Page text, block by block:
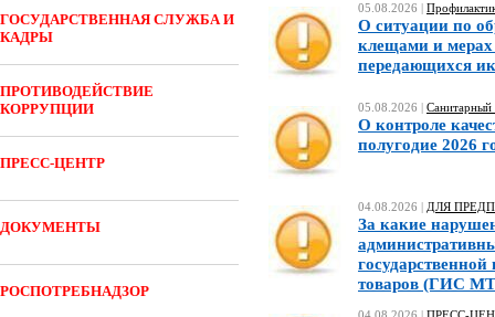
ГОСУДАРСТВЕННАЯ СЛУЖБА И
КАДРЫ
ПРОТИВОДЕЙСТВИЕ
КОРРУПЦИИ
ПРЕСС-ЦЕНТР
ДОКУМЕНТЫ
РОСПОТРЕБНАДЗОР
05.08.2026 |
О ситуации по
клещами и
передающихся
05.08.2026 | Санитарный
О контроле
полугодие 2026
04.08.2026 | ДЛЯ
За какие
товаров (ГИС